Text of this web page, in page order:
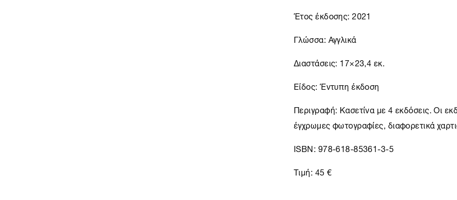
Έτος έκδοσης: 2021
Γλώσσα: Αγγλικά
Διαστάσεις: 17×23,4 εκ.
Είδος: Έντυπη έκδοση
Περιγραφή: Κασετίνα με 4 εκδόσεις. Οι
έγχρωμες φωτογραφίες, διαφορετικά
ISBN: 978-618-85361-3-5
Τιμή: 45 €